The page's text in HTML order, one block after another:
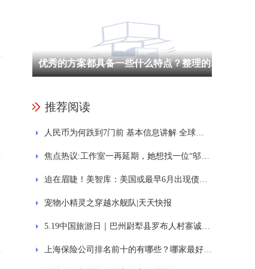
优秀的方案都具备一些什么特点？整理的网络安全实施方案通用7篇
推荐阅读
人民币为何跌到7门前 基本信息讲解 全球动态
焦点热议:工作室一再延期，她想找一位“邬总”
迫在眉睫！美智库：美国或最早6月出现债务违约
宠物小精灵之穿越水舰队|天天快报
5.19中国旅游日｜巴州尉犁县罗布人村寨诚邀您参与新疆分会场活动暨启动仪式
上海保险公司排名前十的有哪些？哪家最好？-每日热文